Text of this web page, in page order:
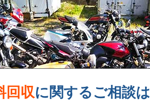
回収に関するご相談は